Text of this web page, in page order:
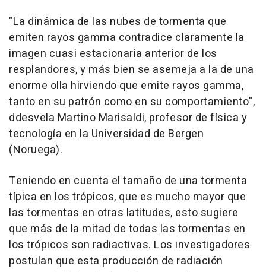
"La dinámica de las nubes de tormenta que
emiten rayos gamma contradice claramente la
imagen cuasi estacionaria anterior de los
resplandores, y más bien se asemeja a la de una
enorme olla hirviendo que emite rayos gamma,
tanto en su patrón como en su comportamiento",
ddesvela Martino Marisaldi, profesor de física y
tecnología en la Universidad de Bergen
(Noruega).
Teniendo en cuenta el tamaño de una tormenta
típica en los trópicos, que es mucho mayor que
las tormentas en otras latitudes, esto sugiere
que más de la mitad de todas las tormentas en
los trópicos son radiactivas. Los investigadores
postulan que esta producción de radiación